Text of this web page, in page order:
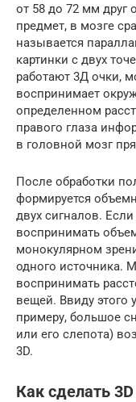
от 58 до 72 мм друг
предмет, в мозге
называется
картинки с двух
работают 3Д очки,
воспринимает
определенном
правого глаза
в головной мозг
После обработки
формируется
двух сигналов.
воспринимать
монокулярном
одного источника.
воспринимать
вещей. Ввиду этого
примеру, большое
или его слепота)
3D.
Как сделать